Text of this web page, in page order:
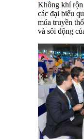
Không khí rộn
các đại biểu
múa truyền
và sôi động